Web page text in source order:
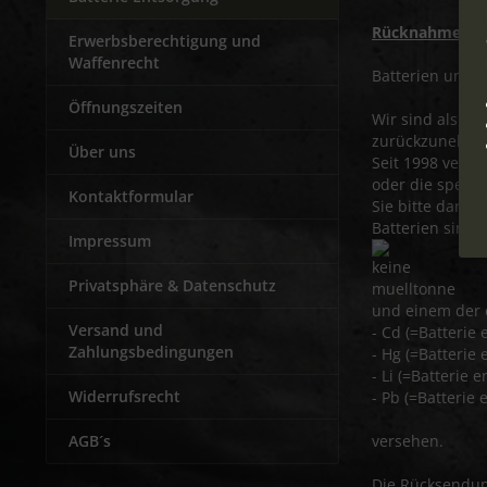
Erwerbsberechtigung und
Waffenrecht
Öffnungszeiten
Über uns
Kontaktformular
Impressum
Privatsphäre & Datenschutz
Versand und
Zahlungsbedingungen
Widerrufsrecht
AGB´s
Rücknahme
Batterien und
Wir sind als
Seit 1998
oder die
Sie bitte
Batterien sind
und einem der
- Cd (=Batterie
- Hg (=Batterie
- Li (=Batterie
- Pb (=Batterie
versehen.